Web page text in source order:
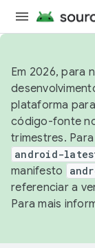
Em 2026, para
plataforma
código-fonte
trimestres.
android-
manifesto
referenciar a
Para mais